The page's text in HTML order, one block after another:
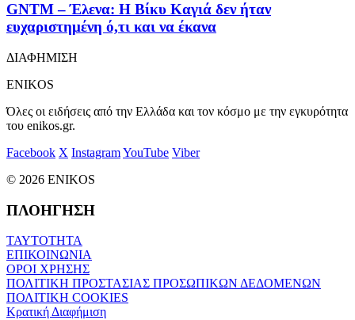
GNTM – Έλενα: Η Βίκυ Καγιά δεν ήταν
ευχαριστημένη ό,τι και να έκανα
ΔΙΑΦΗΜΙΣΗ
ENIKOS
Όλες οι ειδήσεις από την Ελλάδα και τον κόσμο με την εγκυρότητα
του enikos.gr.
Facebook X InstagramYouTube Viber
© 2026 ENIKOS
ΠΛΟΗΓΗΣΗ
ΤΑΥΤΟΤΗΤΑ
ΕΠΙΚΟΙΝΩΝΙΑ
ΟΡΟΙ ΧΡΗΣΗΣ
ΠΟΛΙΤΙΚΗ ΠΡΟΣΤΑΣΙΑΣ ΠΡΟΣΩΠΙΚΩΝ ΔΕΔΟΜΕΝΩΝ
ΠΟΛΙΤΙΚΗ COOKIES
Κρατική Διαφήμιση